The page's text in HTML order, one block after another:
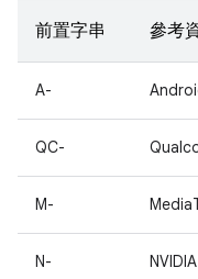
前置字串 參考
A-
QC-
M-
N-